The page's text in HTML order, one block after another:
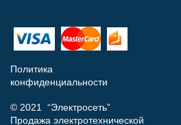
Политика
конфиденциальности
© 2021 “Электросеть”
Продажа электротехнической